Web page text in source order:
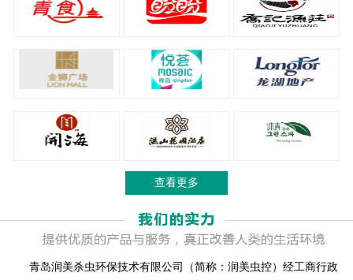
查看更多
青岛润美杀虫环保技术有限公司（简称：润美虫控）经工商行政